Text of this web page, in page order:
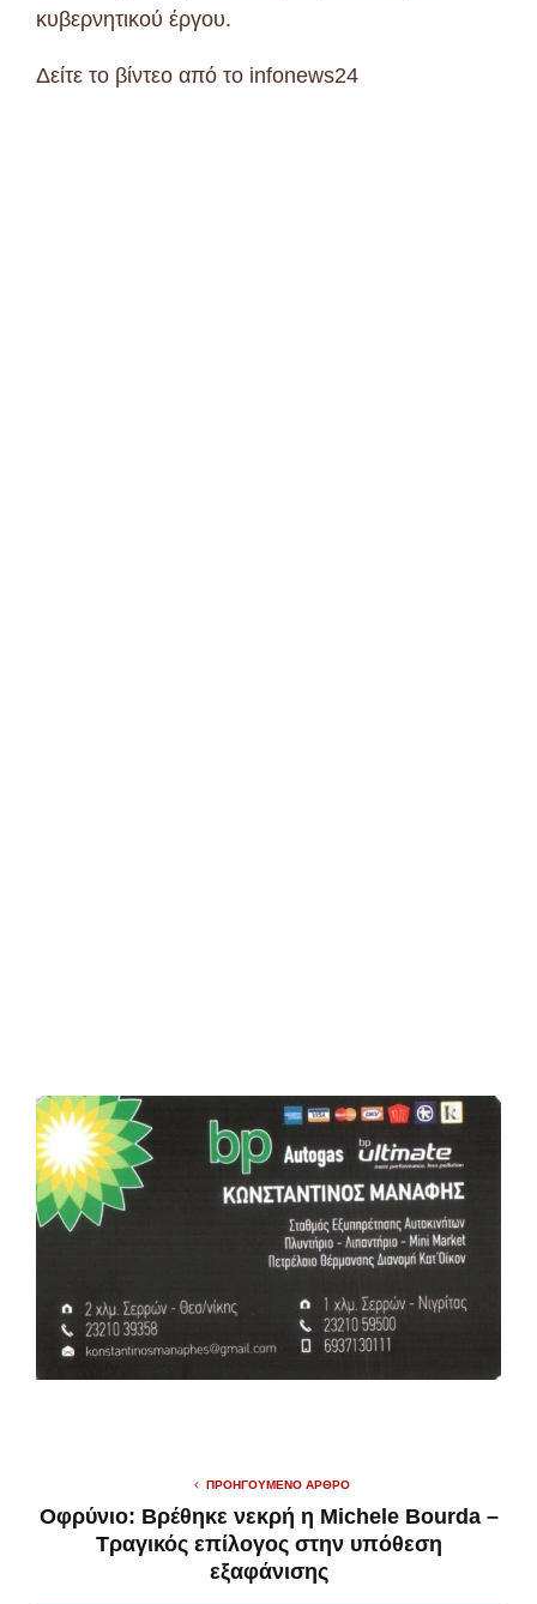
κυβερνητικού έργου.
Δείτε το βίντεο από το infonews24
ΠΡΟΗΓΟΎΜΕΝΟ ΆΡΘΡΟ
Οφρύνιο: Βρέθηκε νεκρή η Michele Bourda –
Τραγικός επίλογος στην υπόθεση
εξαφάνισης